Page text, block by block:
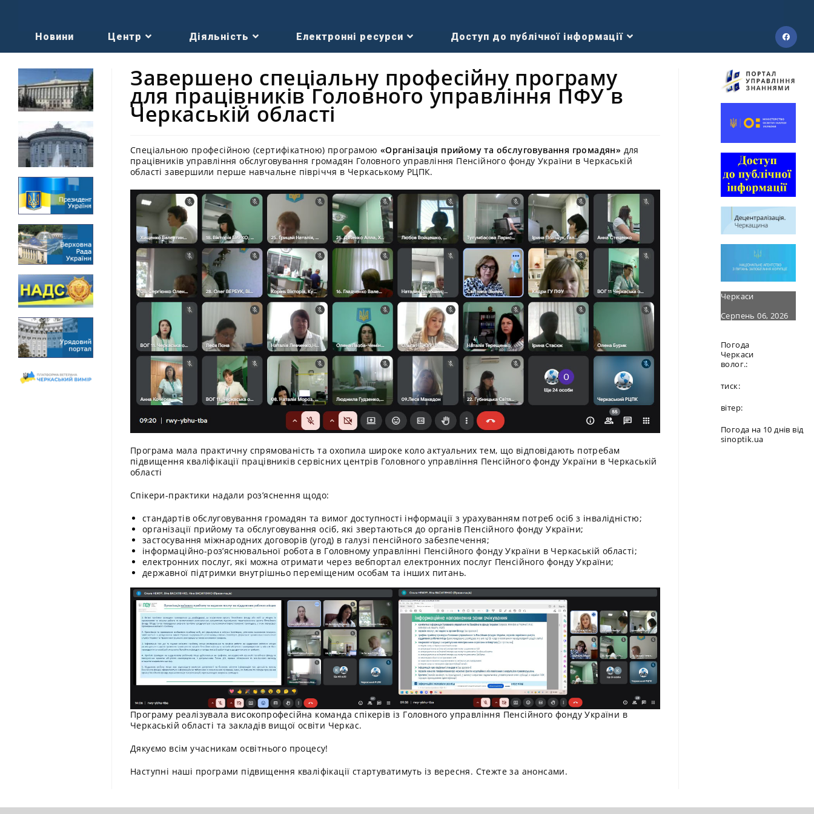
Новини Центр Діяльність Електронні ресурси Доступ до публічної інформації
Завершено спеціальну професійну програму
для працівників Головного управління ПФУ в
Черкаській області
Спеціальною професійною (сертифікатною) програмою«Організація прийому та обслуговування громадян» для
працівників управління обслуговування громадян Головного управління Пенсійного фонду України в Черкаській
області завершили перше навчальне півріччя в Черкаському РЦПК.
Програма мала практичну спрямованість та охопила широке коло актуальних тем, що відповідають потребам
підвищення кваліфікації працівників сервісних центрів Головного управління Пенсійного фонду України в Черкаській
області
Спікери-практики надали роз’яснення щодо:
стандартів обслуговування громадян та вимог доступності інформації з урахуванням потреб осіб з інвалідністю;
організації прийому та обслуговування осіб, які звертаються до органів Пенсійного фонду України;
застосування міжнародних договорів (угод) в галузі пенсійного забезпечення;
інформаційно-роз’яснювальної робота в Головному управлінні Пенсійного фонду України в Черкаській області;
електронних послуг, які можна отримати через вебпортал електронних послуг Пенсійного фонду України;
державної підтримки внутрішньо переміщеним особам та інших питань.
Програму реалізувала високопрофесійна команда спікерів із Головного управління Пенсійного фонду України в
Черкаській області та закладів вищої освіти Черкас.
Дякуємо всім учасникам освітнього процесу!
Наступні наші програми підвищення кваліфікації стартуватимуть із вересня. Стежте за анонсами.
Черкаси
Серпень 06, 2026
Погода
Черкаси
волог.:
тиск:
вітер:
Погода на 10 днів від
sinoptik.ua